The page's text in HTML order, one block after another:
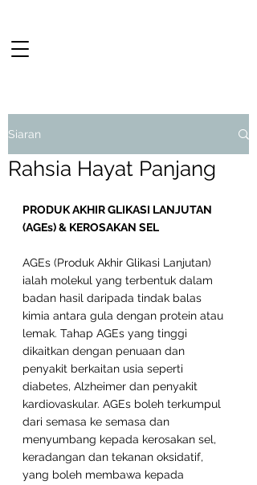
Siaran
Rahsia Hayat Panjang
PRODUK AKHIR GLIKASI LANJUTAN
(AGEs) & KEROSAKAN SEL
AGEs (Produk Akhir Glikasi Lanjutan)
ialah molekul yang terbentuk dalam
badan hasil daripada tindak balas
kimia antara gula dengan protein atau
lemak. Tahap AGEs yang tinggi
dikaitkan dengan penuaan dan
penyakit berkaitan usia seperti
diabetes, Alzheimer dan penyakit
kardiovaskular. AGEs boleh terkumpul
dari semasa ke semasa dan
menyumbang kepada kerosakan sel,
keradangan dan tekanan oksidatif,
yang boleh membawa kepada